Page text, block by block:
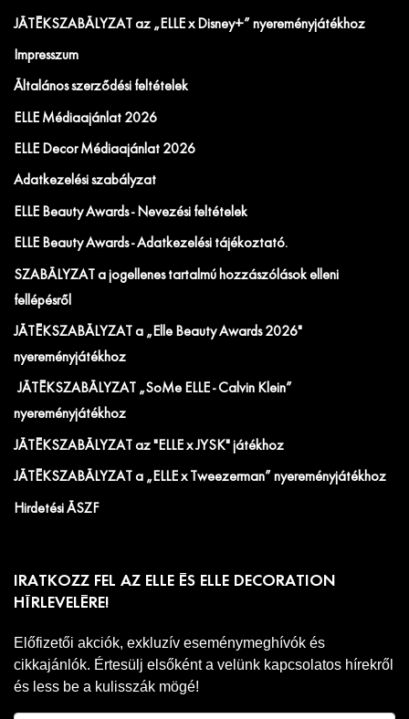
JÁTÉKSZABÁLYZAT az „ELLE x Disney+” nyereményjátékhoz
Impresszum
Általános szerződési feltételek
ELLE Médiaajánlat 2026
ELLE Decor Médiaajánlat 2026
Adatkezelési szabályzat
ELLE Beauty Awards - Nevezési feltételek
ELLE Beauty Awards - Adatkezelési tájékoztató.
SZABÁLYZAT a jogellenes tartalmú hozzászólások elleni
fellépésről
JÁTÉKSZABÁLYZAT a „Elle Beauty Awards 2026"
nyereményjátékhoz
JÁTÉKSZABÁLYZAT „SoMe ELLE - Calvin Klein”
nyereményjátékhoz
JÁTÉKSZABÁLYZAT az "ELLE x JYSK" játékhoz
JÁTÉKSZABÁLYZAT a „ELLE x Tweezerman” nyereményjátékhoz
Hirdetési ÁSZF
IRATKOZZ FEL AZ ELLE ÉS ELLE DECORATION
HÍRLEVELÉRE!
Előfizetői akciók, exkluzív eseménymeghívók és
cikkajánlók. Értesülj elsőként a velünk kapcsolatos hírekről
és less be a kulisszák mögé!